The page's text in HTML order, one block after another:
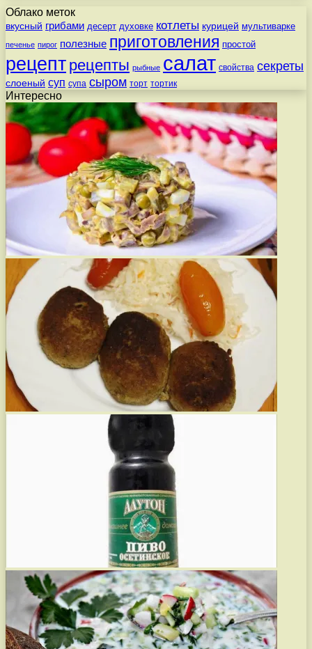
Облако меток
вкусный грибами десерт духовке котлеты курицей мультиварке
печенье пирог полезные приготовления простой
рецепт рецепты рыбные салат свойства секреты
слоеный суп супа сыром торт тортик
Интересно